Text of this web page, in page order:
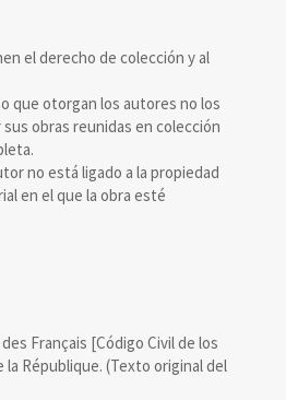
el derecho de colección y al
que otorgan los autores no los
obras reunidas en colección
no está ligado a la propiedad
en el que la obra esté
Français [Código Civil de los
la République. (Texto original del